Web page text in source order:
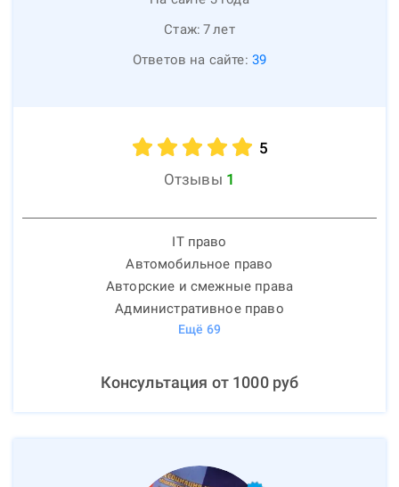
Стаж: 7лет
Ответов на сайте: 39
5
Отзывы 1
IT право
Автомобильное право
Авторские и смежные права
Административное право
Ещё 69
Консультация от 1000руб